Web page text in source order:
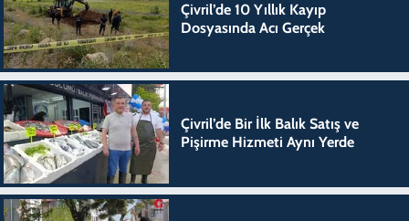
Çivril’de 10 Yıllık Kayıp
Dosyasında Acı Gerçek
Çivril’de Bir İlk Balık Satış ve
Pişirme Hizmeti Aynı Yerde